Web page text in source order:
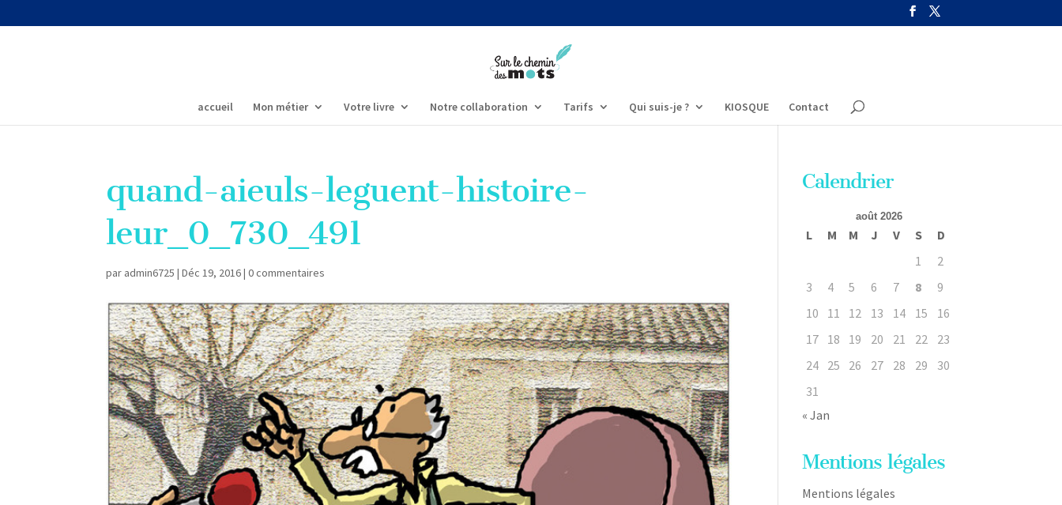
accueil Mon métier Votre livre Notre collaboration Tarifs Qui suis-je ? KIOSQUE Contact
quand-aieuls-leguent-histoire-
leur_0_730_491
par admin6725 |Déc 19, 2016|0 commentaires
Calendrier
août 2026
L M M J V S
D
1
2
3
4 5 6 7 8
9
10
11 12 13 14 15
16
17 18 19 20 21 22
23
24 25 26 27 28 29
30
31
« Jan
Mentions légales
Mentions légales